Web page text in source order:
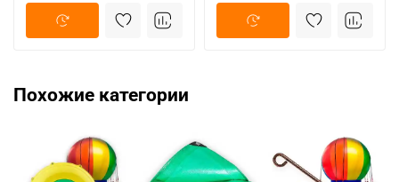
Похожие категории